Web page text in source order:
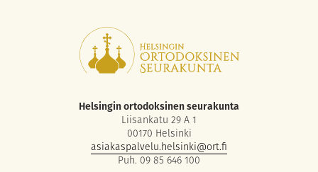
Helsingin ortodoksinen seurakunta
Liisankatu 29 A 1
00170 Helsinki
asiakaspalvelu.helsinki@ort.fi
Puh. 09 85 646 100